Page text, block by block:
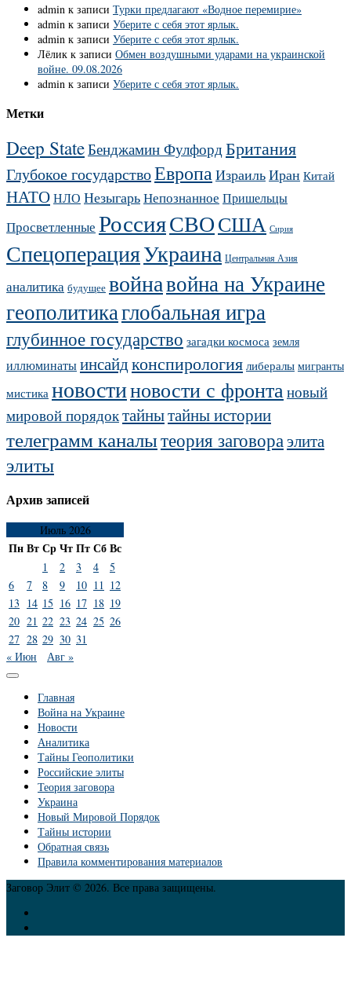
admin к записи Турки предлагают «Водное перемирие»
admin к записи Уберите с себя этот ярлык.
admin к записи Уберите с себя этот ярлык.
Лёлик к записи Обмен воздушными ударами на украинской
войне. 09.08.2026
admin к записи Уберите с себя этот ярлык.
Метки
Deep StateБенджамин Фулфорд Британия
Глубокое государствоЕвропаИзраильИран Китай
НАТОНЛО НезыгарьНепознанное Пришельцы
Просветленные РоссияСВОСША Сирия
СпецоперацияУкраина Центральная Азия
аналитика будущее войнавойна на Украине
геополитикаглобальная игра
глубинное государство загадки космоса земля
иллюминатыинсайдконспирология либералы мигранты
мистика новостиновости с фронта новый
мировой порядоктайнытайны истории
телеграмм каналытеория заговораэлита
элиты
Архив записей
Июль 2026
ПнВтСрЧтПтСбВс
1 2 3 4
5
6
7 8 9 10 11 12
13 14 15 16 17 18 19
20 21 22 23 24 25 26
27 28 29 30 31
« Июн
Авг »
Главная
Война на Украине
Новости
Аналитика
Тайны Геополитики
Российские элиты
Теория заговора
Украина
Новый Мировой Порядок
Тайны истории
Обратная связь
Правила комментирования материалов
Заговор Элит © 2026. Все права защищены.